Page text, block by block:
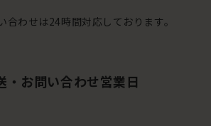
わせは24時間対応しております。
・お問い合わせ営業日